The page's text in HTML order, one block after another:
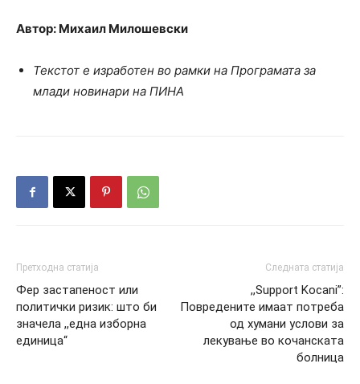
Автор: Михаил Милошевски
Текстот е изработен во рамки на Програмата за
млади новинари на ПИНА
Претходна статија
Фер застапеност или
политички ризик: што би
значела ,,една изборна
единица“
Следната статија
,,Support Kocani”:
Повредените имаат потреба
од хумани услови за
лекување во кочанската
болница